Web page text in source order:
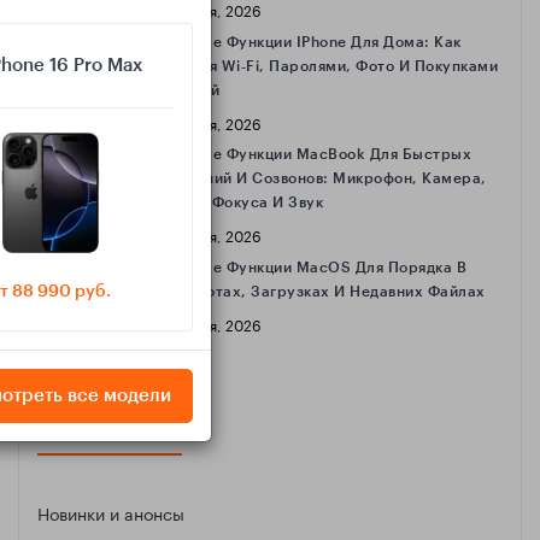
16 Апреля, 2026
Полезные Функции IPhone Для Дома: Как
Делиться Wi‑Fi, Паролями, Фото И Покупками
С Семьёй
16 Апреля, 2026
Полезные Функции MacBook Для Быстрых
Совещаний И Созвонов: Микрофон, Камера,
Режимы Фокуса И Звук
16 Апреля, 2026
Полезные Функции MacOS Для Порядка В
Скриншотах, Загрузках И Недавних Файлах
16 Апреля, 2026
КАТЕГОРИИ
Новинки и анонсы
16 Pro Max
88 990 руб.
все модели